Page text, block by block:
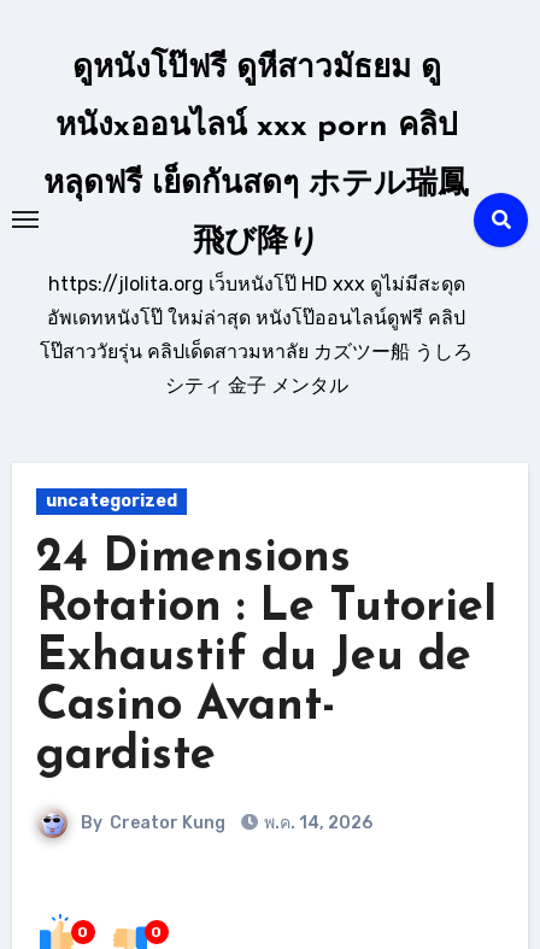
ดูหนังโป๊ฟรี ดูหีสาวมัธยม ดู
หนังxออนไลน์ xxx porn คลิป
หลุดฟรี เย็ดกันสดๆ ホテル瑞鳳
飛び降り
https://jlolita.org เว็บหนังโป๊ HD xxx ดูไม่มีสะดุด
อัพเดทหนังโป๊ ใหม่ล่าสุด หนังโป๊ออนไลน์ดูฟรี คลิป
โป๊สาววัยรุ่น คลิปเด็ดสาวมหาลัย カズツー船 うしろ
シティ 金子 メンタル
uncategorized
24 Dimensions
Rotation : Le Tutoriel
Exhaustif du Jeu de
Casino Avant-
gardiste
By Creator Kung พ.ค. 14, 2026
0 0